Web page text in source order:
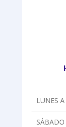
LUNES A
SÁBADO